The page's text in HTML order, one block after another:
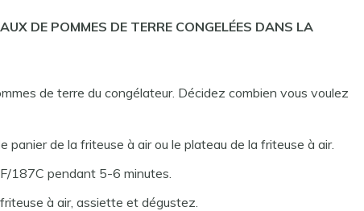
DE POMMES DE TERRE CONGELÉES DANS LA
de terre du congélateur. Décidez combien vous voulez
panier de la friteuse à air ou le plateau de la friteuse à air.
187C pendant 5-6 minutes.
à air, assiette et dégustez.